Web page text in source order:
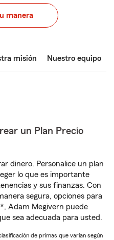
manera
misión Nuestro equipo
un Plan Precio
dinero. Personalice un plan
lo que es importante
y sus finanzas. Con
segura, opciones para
Adam Megivern puede
sea adecuada para usted.
de primas que varían según